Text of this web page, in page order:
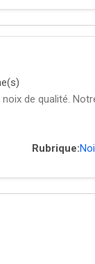
de qualité.
Rubrique: